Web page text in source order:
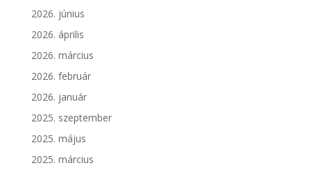
2026. június
2026. április
2026. március
2026. február
2026. január
2025. szeptember
2025. május
2025. március